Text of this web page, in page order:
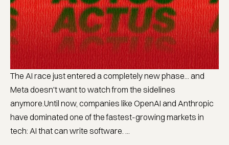
The AI race just entered a completely new phase... and
Meta doesn't want to watch from the sidelines
anymore.Until now, companies like OpenAI and Anthropic
have dominated one of the fastest-growing markets in
tech: AI that can write software. ...